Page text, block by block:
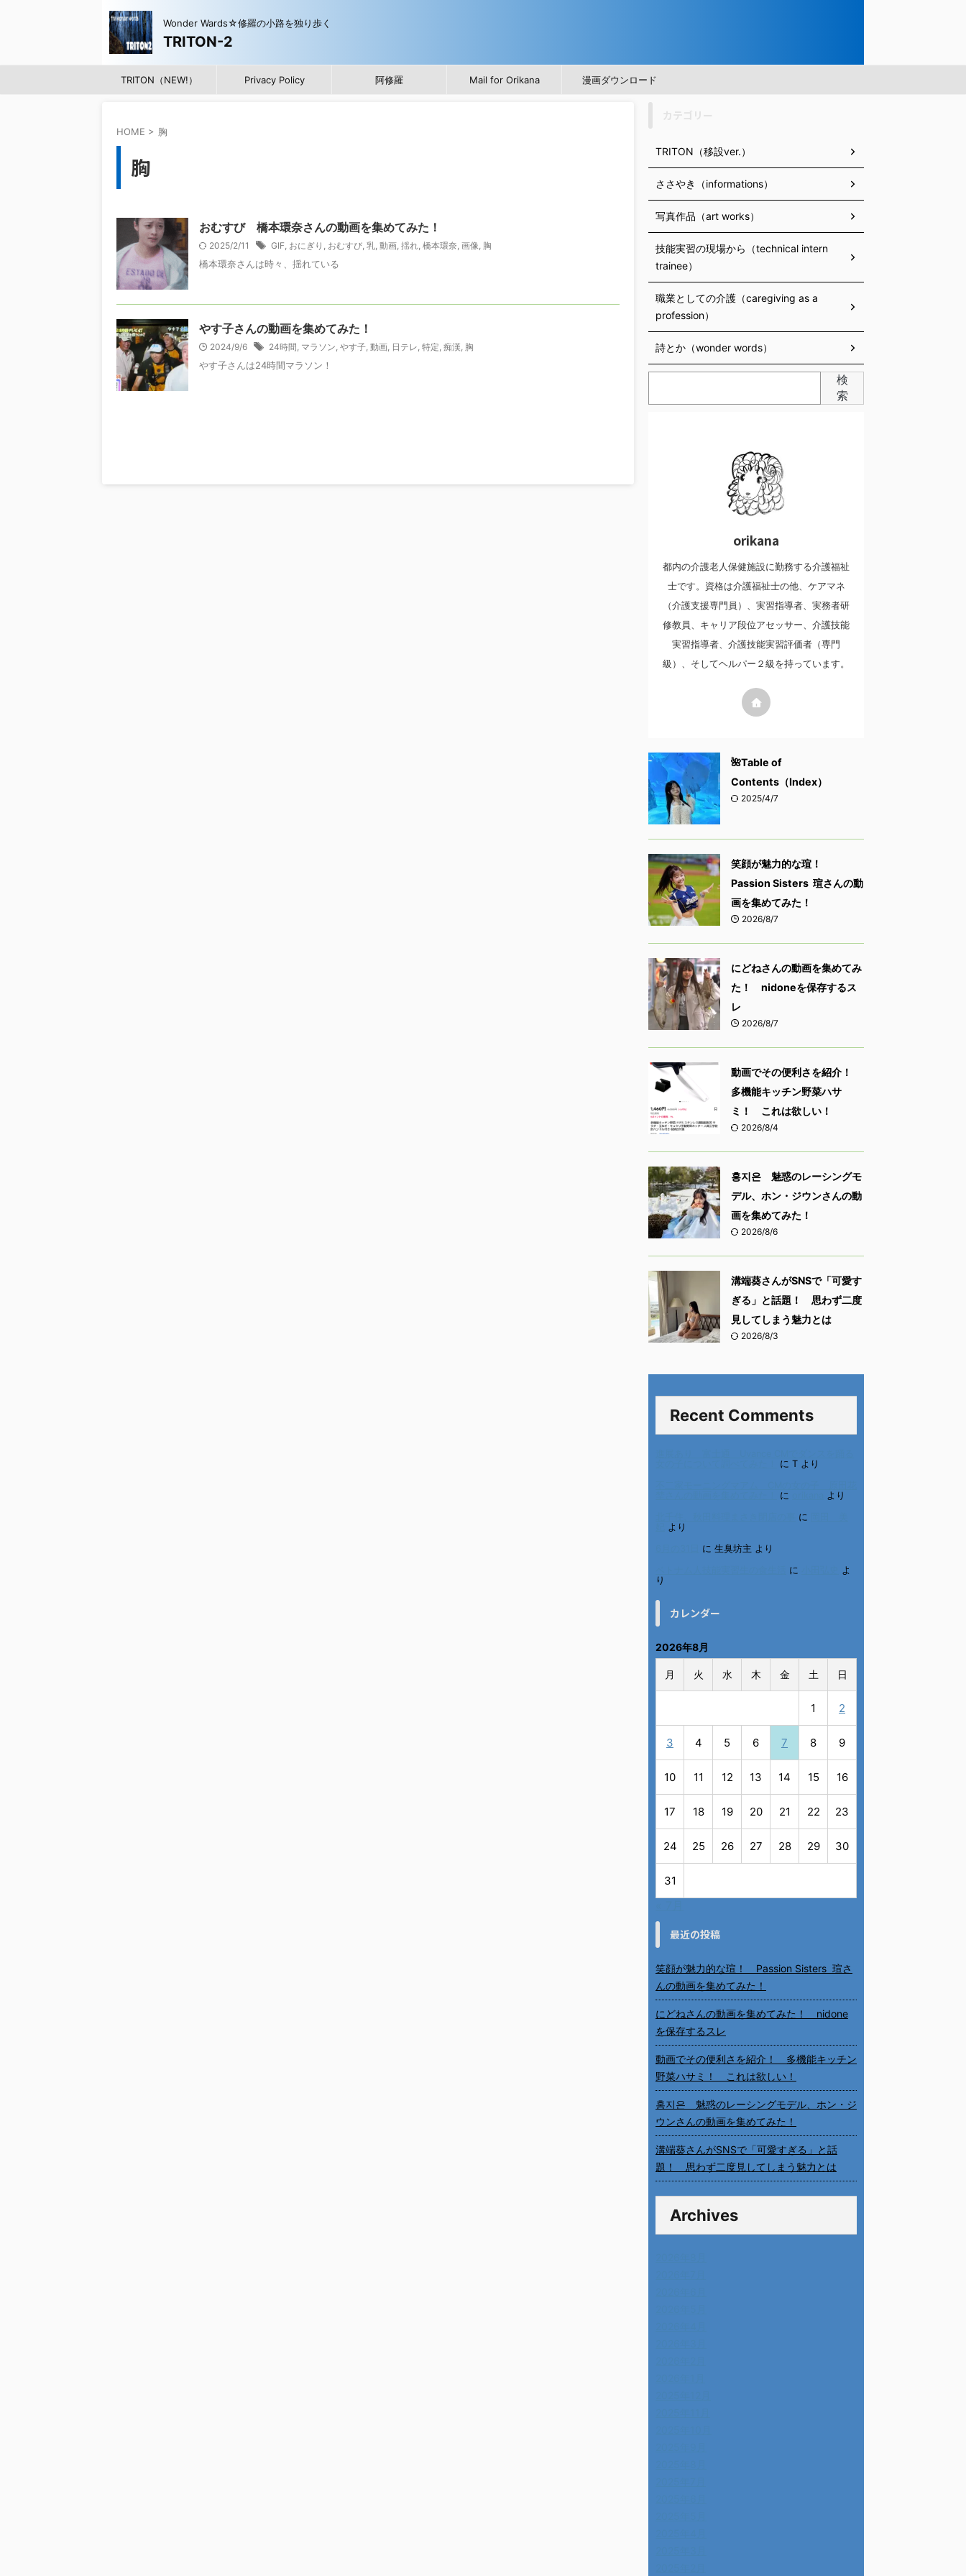
Wonder Wards☆修羅の小路を独り歩く
TRITON-2
TRITON（NEW!） Privacy Policy 阿修羅 Mail for Orikana 漫画ダウンロード
HOME > 胸
胸
おむすび 橋本環奈さんの動画を集めてみた！
2025/2/11 GIF, おにぎり , おむすび, 乳, 動画, 揺れ, 橋本環奈, 画像, 胸
橋本環奈さんは時々、揺れている
やす子さんの動画を集めてみた！
2024/9/6 24時間, マラソン, やす子, 動画, 日テレ, 特定, 痴漢, 胸
やす子さんは24時間マラソン！
TRITON（移設ver.）
ささやき（informations）
写真作品（art works）
技能実習の現場から（technical intern
trainee）
職業としての介護（caregiving as a
profession）
詩とか（wonder words）
検
索
orikana
都内の介護老人保健施設に勤務する介護福祉
士です。資格は介護福祉士の他、ケアマネ
（介護支援専門員）、実習指導者、実務者研
修教員、キャリア段位アセッサー、介護技能
実習指導者、介護技能実習評価者（専門
級）、そしてヘルパー２級を持っています。
🌺Table of
Contents（Index）
2025/4/7
笑顔が魅力的な瑄！
Passion Sisters 瑄さんの動
画を集めてみた！
2026/8/7
にどねさんの動画を集めてみ
た！ nidoneを保存するス
レ
2026/8/7
動画でその便利さを紹介！
多機能キッチン野菜ハサ
ミ！ これは欲しい！
2026/8/4
홍지은 魅惑のレーシングモ
デル、ホン・ジウンさんの動
画を集めてみた！
2026/8/6
溝端葵さんがSNSで「可愛す
ぎる」と話題！ 思わず二度
見してしまう魅力とは
2026/8/3
Recent Comments
に T より
に
より
に
より
に 生臭坊主 より
に
よ
り
カレンダー
2026年8月
月 火 水 木 金 土 日
1 2
3 4 5 6 7 8 9
10 11 12 13 14 15 16
17 18 19 20 21 22 23
24 25 26 27 28 29 30
31
最近の投稿
笑顔が魅力的な瑄！ Passion Sisters 瑄さ
んの動画を集めてみた！
にどねさんの動画を集めてみた！ nidone
を保存するスレ
動画でその便利さを紹介！ 多機能キッチン
野菜ハサミ！ これは欲しい！
홍지은 魅惑のレーシングモデル、ホン・ジ
ウンさんの動画を集めてみた！
溝端葵さんがSNSで「可愛すぎる」と話
題！ 思わず二度見してしまう魅力とは
Archives